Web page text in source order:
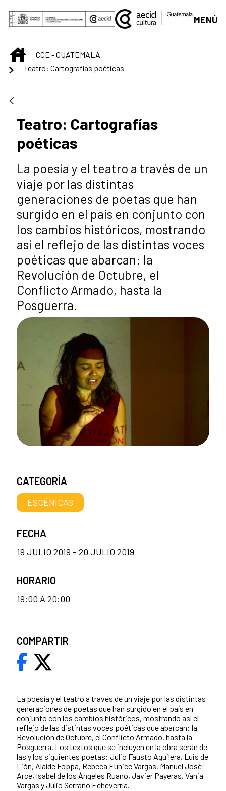
Saltar al contenido principal
MENÚ
INICIOCCE - GUATEMALA
Teatro: Cartografías poéticas
Teatro: Cartografías
poéticas
La poesía y el teatro a través de un
viaje por las distintas
generaciones de poetas que han
surgido en el país en conjunto con
los cambios históricos, mostrando
así el reflejo de las distintas voces
poéticas que abarcan: la
Revolución de Octubre, el
Conflicto Armado, hasta la
Posguerra.
La poesía y el teatro a través de un viaje por las distintas
generaciones de poetas que han surgido en el país en
conjunto con los cambios históricos, mostrando así el
reflejo de las distintas voces poéticas que abarcan: la
Revolución de Octubre, el Conflicto Armado, hasta la
Posguerra. Los textos que se incluyen en la obra serán de
las y los siguientes poetas: Julio Fausto Aguilera, Luis de
Lión, Alaíde Foppa, Rebeca Eunice Vargas, Manuel José
Arce, Isabel de los Ángeles Ruano, Javier Payeras, Vania
Vargas y Julio Serrano Echeverría.
CATEGORÍA
ESCÉNICAS
FECHA
19 JULIO 2019 - 20 JULIO 2019
HORARIO
19:00 A 20:00
COMPARTIR